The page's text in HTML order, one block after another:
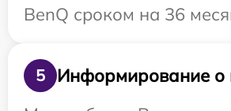
BenQ сроком на 36
5
Информирование о